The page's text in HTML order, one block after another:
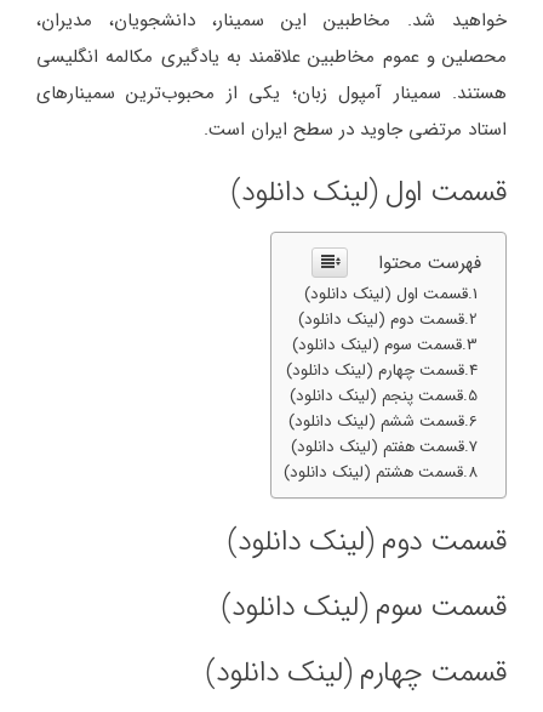
خواهيد شد. مخاطبین این سمینار، دانشجویان، مدیران،
محصلین و عموم مخاطبین علاقمند به یادگیری مکالمه انگلیسی
هستند. سمینار آمپول زبان؛ یکی از محبوب‌ترین سمینارهای
استاد مرتضی جاوید در سطح ایران است.
قسمت اول (لینک دانلود)
فهرست محتوا
قسمت اول (لینک دانلود)
قسمت دوم (لینک دانلود)
قسمت سوم (لینک دانلود)
قسمت چهارم (لینک دانلود)
قسمت پنجم (لینک دانلود)
قسمت ششم (لینک دانلود)
قسمت هفتم (لینک دانلود)
قسمت هشتم (لینک دانلود)
قسمت دوم (لینک دانلود)
قسمت سوم (لینک دانلود)
قسمت چهارم (لینک دانلود)